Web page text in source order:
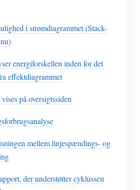
i strømdiagrammet (Stack-
energiforskellen inden for det
effektdiagrammet
på oversigtssiden
mellem linjespændings- og
der understøtter cyklussen